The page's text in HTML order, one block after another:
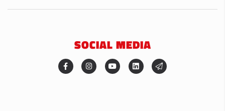
SOCIAL MEDIA